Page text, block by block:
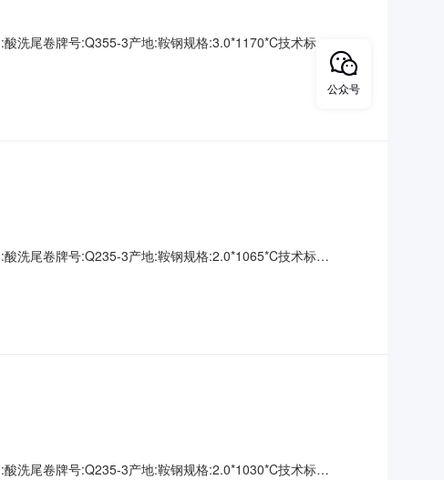
洗尾卷牌号:Q355-3产地:鞍钢规格:3.0*1170*C技术标
钢厂资源号:D2670195001生产日期:表面说明:无要
洗尾卷牌号:Q235-3产地:鞍钢规格:2.0*1065*C技术标
洗尾卷牌号:Q235-3产地:鞍钢规格:2.0*1030*C技术标
公众号